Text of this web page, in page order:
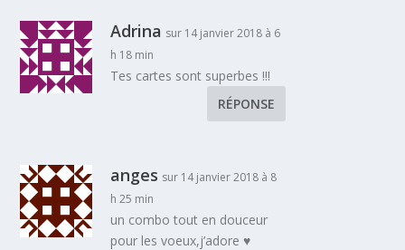
Adrina sur 14 janvier 2018 à 6
h 18 min
Tes cartes sont superbes !!!
RÉPONSE
anges sur 14 janvier 2018 à 8
h 25 min
un combo tout en douceur
pour les voeux,j’adore ♥